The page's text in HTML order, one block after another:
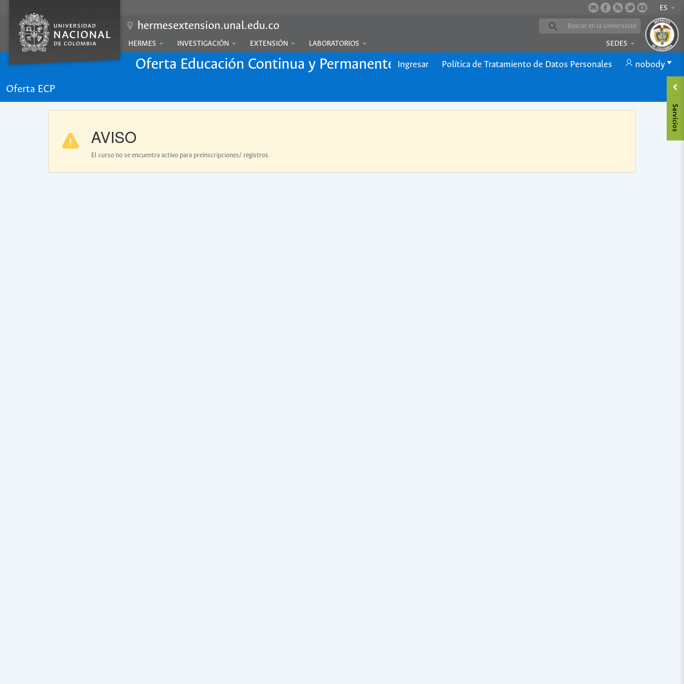
ES
hermesextension.unal.edu.co
HERMES INVESTIGACIÓN EXTENSIÓN LABORATORIOS SEDES
Oferta Educación Continua y Permanente Ingresar Política de Tratamiento de Datos Personales nobody
Oferta ECP
AVISO
El curso no se encuentra activo para preinscripciones/ registros.